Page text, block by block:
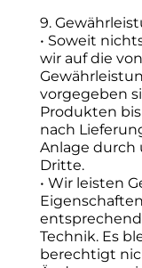
9.
• Soweit
wir auf die
vorgegeben
Produkten
nach
Anlage durch
Dritte.
• Wir leisten
Technik. Es
berechtigt